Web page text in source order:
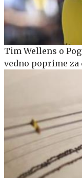
Tim Wellens o
vedno poprime za